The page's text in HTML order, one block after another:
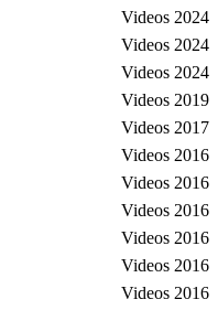
Videos 2024
Videos 2024
Videos 2024
Videos 2019
Videos 2017
Videos 2016
Videos 2016
Videos 2016
Videos 2016
Videos 2016
Videos 2016